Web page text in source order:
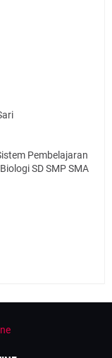
Pembelajaran
SD SMP SMA